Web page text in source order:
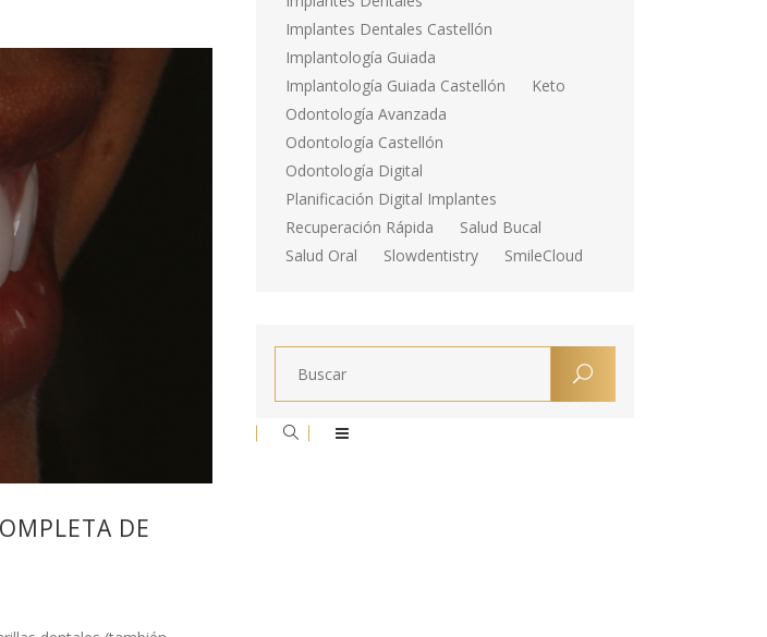
DE
Implantes Dentales Castellón
Implantología Guiada
Implantología Guiada Castellón
Keto
Odontología Avanzada
Odontología Castellón
Odontología Digital
Planificación Digital Implantes
Recuperación Rápida
Salud Bucal
Salud Oral
Slowdentistry SmileCloud